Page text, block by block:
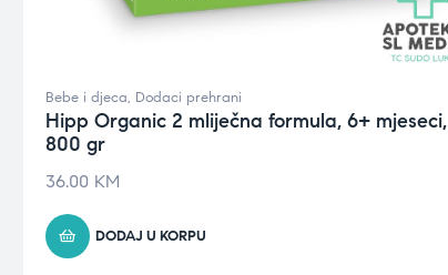
Bebe i djeca, Dodaci prehrani
Hipp Organic 2 mliječna formula, 6+ mjeseci,
800 gr
36.00 KM
DODAJ U KORPU